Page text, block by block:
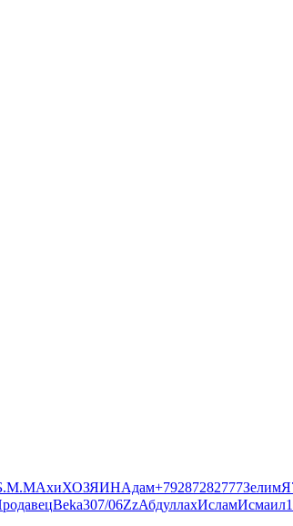
АхиХОЗЯИНАдам+79287282777ЗелимЯ
Beka307/06ZzАбдуллахИсламИсмаил